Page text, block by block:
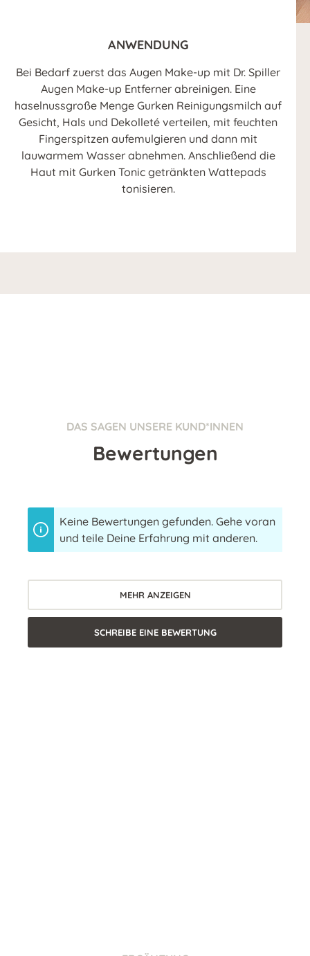
ANWENDUNG
Bei Bedarf zuerst das Augen Make-up mit Dr. Spiller
Augen Make-up Entferner abreinigen. Eine
haselnussgroße Menge Gurken Reinigungsmilch auf
Gesicht, Hals und Dekolleté verteilen, mit feuchten
Fingerspitzen aufemulgieren und dann mit
lauwarmem Wasser abnehmen. Anschließend die
Haut mit Gurken Tonic getränkten Wattepads
tonisieren.
DAS SAGEN UNSERE KUND*INNEN
Bewertungen
Keine Bewertungen gefunden. Gehe voran
und teile Deine Erfahrung mit anderen.
MEHR ANZEIGEN
SCHREIBE EINE BEWERTUNG